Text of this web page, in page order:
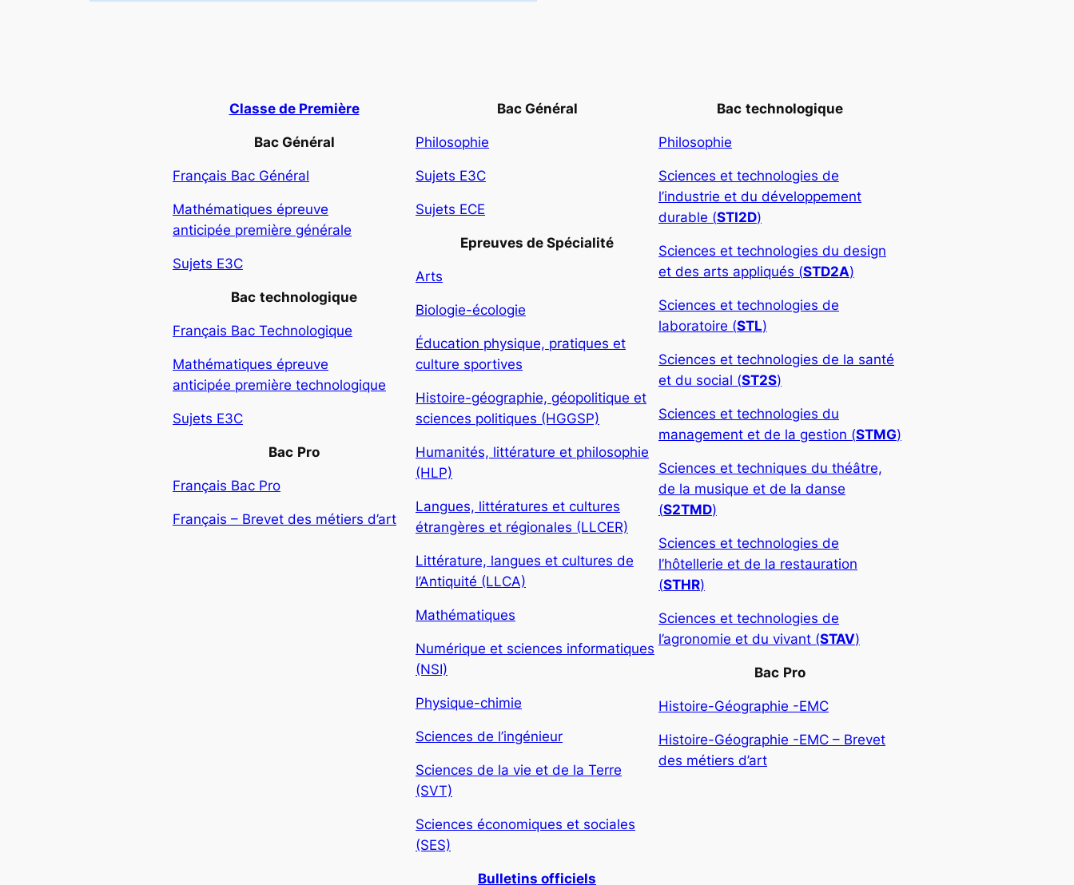
Classe de Première
Bac Général
Français Bac Général
Mathématiques épreuve
anticipée première générale
Sujets E3C
Bac technologique
Français Bac Technologique
Mathématiques épreuve
anticipée première technologique
Sujets E3C
Bac Pro
Français Bac Pro
Français – Brevet des métiers d’art
Bac Général
Philosophie
Sujets E3C
Sujets ECE
Epreuves de Spécialité
Arts
Biologie-écologie
Éducation physique, pratiques et
culture sportives
Histoire-géographie, géopolitique et
sciences politiques (HGGSP)
Humanités, littérature et philosophie
(HLP)
Langues, littératures et cultures
étrangères et régionales (LLCER)
Littérature, langues et cultures de
l’Antiquité (LLCA)
Mathématiques
Numérique et sciences informatiques
(NSI)
Physique-chimie
Sciences de l’ingénieur
Sciences de la vie et de la Terre
(SVT)
Sciences économiques et sociales
(SES)
Bac technologique
Philosophie
Sciences et technologies de
l’industrie et du développement
durable (STI2D)
Sciences et technologies du design
et des arts appliqués (STD2A)
Sciences et technologies de
laboratoire (STL)
Sciences et technologies de la santé
et du social (ST2S)
Sciences et technologies du
management et de la gestion (STMG)
Sciences et techniques du théâtre,
de la musique et de la danse
(S2TMD)
Sciences et technologies de
l’hôtellerie et de la restauration
(STHR)
Sciences et technologies de
l’agronomie et du vivant (STAV)
Bac Pro
Histoire-Géographie -EMC
Histoire-Géographie -EMC – Brevet
des métiers d’art
Bulletins officiels